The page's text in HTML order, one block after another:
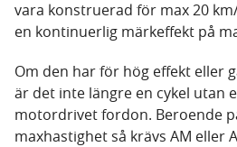
vara konstruerad för max 20
en kontinuerlig märkeffekt på
Om den har för hög effekt eller
är det inte längre en cykel utan
motordrivet fordon. Beroende
maxhastighet så krävs AM eller